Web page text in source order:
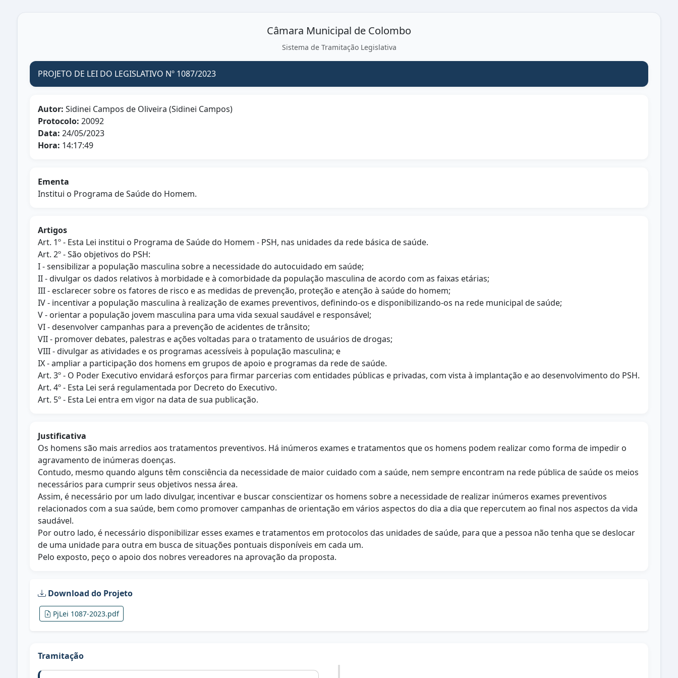
Câmara Municipal de Colombo
Sistema de Tramitação Legislativa
PROJETO DE LEI DO LEGISLATIVO Nº 1087/2023
Autor: Sidinei Campos de Oliveira (Sidinei Campos)
Protocolo: 20092
Data: 24/05/2023
Hora: 14:17:49
Ementa
Institui o Programa de Saúde do Homem.
Artigos
Art. 1º - Esta Lei institui o Programa de Saúde do Homem - PSH, nas unidades da rede básica de saúde.
Art. 2º - São objetivos do PSH:
I - sensibilizar a população masculina sobre a necessidade do autocuidado em saúde;
II - divulgar os dados relativos à morbidade e à comorbidade da população masculina de acordo com as faixas etárias;
III - esclarecer sobre os fatores de risco e as medidas de prevenção, proteção e atenção à saúde do homem;
IV - incentivar a população masculina à realização de exames preventivos, definindo-os e disponibilizando-os na rede municipal de saúde;
V - orientar a população jovem masculina para uma vida sexual saudável e responsável;
VI - desenvolver campanhas para a prevenção de acidentes de trânsito;
VII - promover debates, palestras e ações voltadas para o tratamento de usuários de drogas;
VIII - divulgar as atividades e os programas acessíveis à população masculina; e
IX - ampliar a participação dos homens em grupos de apoio e programas da rede de saúde.
Art. 3º - O Poder Executivo envidará esforços para firmar parcerias com entidades públicas e privadas, com vista à implantação e ao desenvolvimento do PSH.
Art. 4º - Esta Lei será regulamentada por Decreto do Executivo.
Art. 5º - Esta Lei entra em vigor na data de sua publicação.
Justificativa
Os homens são mais arredios aos tratamentos preventivos. Há inúmeros exames e tratamentos que os homens podem realizar como forma de impedir o
agravamento de inúmeras doenças.
Contudo, mesmo quando alguns têm consciência da necessidade de maior cuidado com a saúde, nem sempre encontram na rede pública de saúde os meios
necessários para cumprir seus objetivos nessa área.
Assim, é necessário por um lado divulgar, incentivar e buscar conscientizar os homens sobre a necessidade de realizar inúmeros exames preventivos
relacionados com a sua saúde, bem como promover campanhas de orientação em vários aspectos do dia a dia que repercutem ao final nos aspectos da vida
saudável.
Por outro lado, é necessário disponibilizar esses exames e tratamentos em protocolos das unidades de saúde, para que a pessoa não tenha que se deslocar
de uma unidade para outra em busca de situações pontuais disponíveis em cada um.
Pelo exposto, peço o apoio dos nobres vereadores na aprovação da proposta.
Download do Projeto
PjLei 1087-2023.pdf
Tramitação